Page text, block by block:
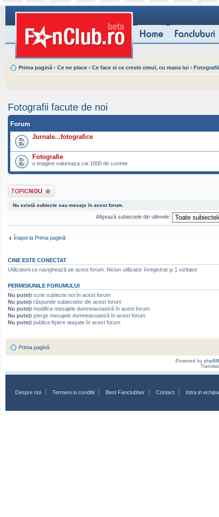
Prima pagină ‹ Ce ne place ‹ Ce face si ce creste omul, cu mana lui ‹
Fotografii facute de noi
Forum
Jurnale...fotografice
Fotografie
o imagine valoreaza cat 1000 de cuvinte
Scrie un subiect
nou
Nu există subiecte sau mesaje în acest forum.
Afişează subiectele din ultimele:
Înapoi la Prima pagină
CINE ESTE CONECTAT
Utilizatorii ce navighează pe acest forum: Niciun utilizator înregistrat şi 1 vizitator
PERMISIUNILE FORUMULUI
Nu puteţi scrie subiecte noi în acest forum
Nu puteţi răspunde subiectelor din acest forum
Nu puteţi modifica mesajele dumneavoastră în acest forum
Nu puteţi şterge mesajele dumneavoastră în acest forum
Nu puteţi publica fişiere ataşate în acest forum
Prima pagină
Powered by phpBB
Despre noi Termeni si conditii Best Fanclubber Contact Intra in